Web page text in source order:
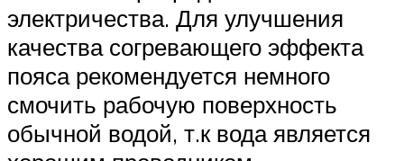
электричества. Для улучшения
качества согревающего эффекта
пояса рекомендуется немного
смочить рабочую поверхность
обычной водой, т.к вода является